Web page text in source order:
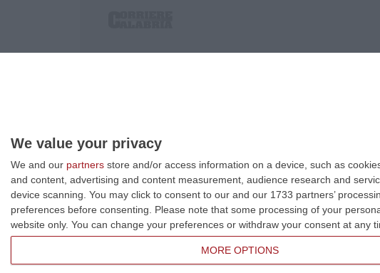
We value your privacy
We and our partners store and/or access information on a device, such as
and content, advertising and content measurement, audience research and
device scanning. You may click to consent to our and our 1733 partners’
preferences before consenting.
Please note that some processing of your
website only. You can change your preferences or withdraw your consent at
MORE OPTIONS
P.IVA. 03199620794, Via del mare 6/G, S.Eufemia, Lamezia
Iscrizione tribunale di Lamezia Terme 5/2011 - Direttore